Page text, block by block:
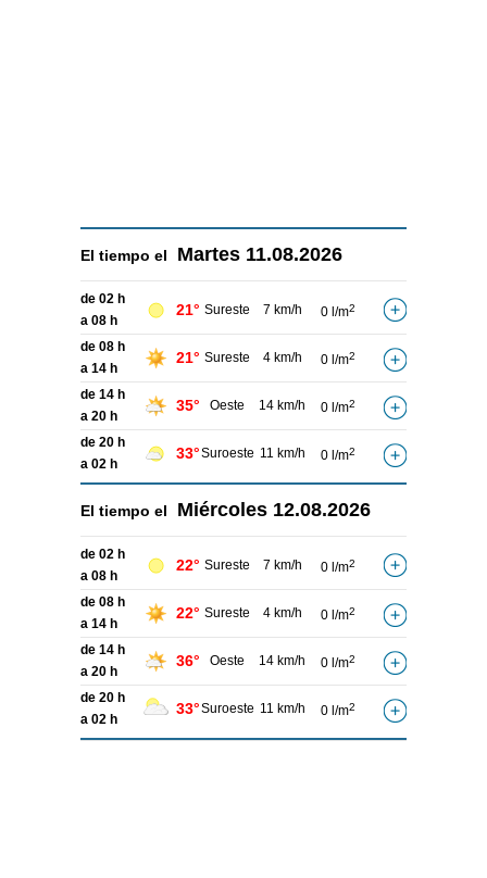
El tiempo el Martes 11.08.2026
de 02 h
a 08 h
21° Sureste 7 km/h 0 l/m2
de 08 h
a 14 h
21° Sureste 4 km/h 0 l/m2
de 14 h
a 20 h
35° Oeste 14 km/h 0 l/m2
de 20 h
a 02 h
33°Suroeste 11 km/h 0 l/m2
El tiempo el Miércoles 12.08.2026
de 02 h
a 08 h
22° Sureste 7 km/h 0 l/m2
de 08 h
a 14 h
22° Sureste 4 km/h 0 l/m2
de 14 h
a 20 h
36° Oeste 14 km/h 0 l/m2
de 20 h
a 02 h
33°Suroeste 11 km/h 0 l/m2